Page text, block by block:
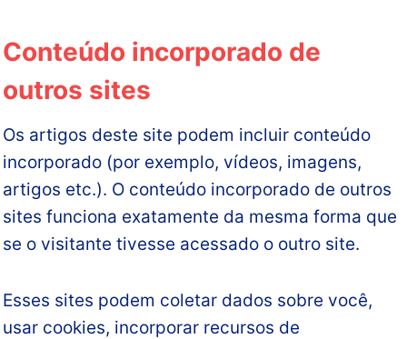
Conteúdo incorporado de
outros sites
Os artigos deste site podem incluir conteúdo
incorporado (por exemplo, vídeos, imagens,
artigos etc.). O conteúdo incorporado de outros
sites funciona exatamente da mesma forma que
se o visitante tivesse acessado o outro site.
Esses sites podem coletar dados sobre você,
usar cookies, incorporar recursos de